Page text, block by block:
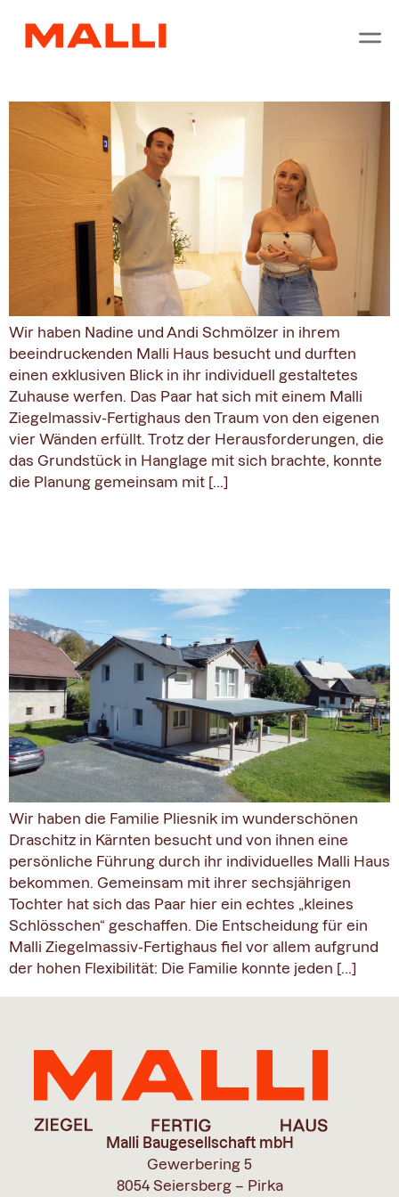
Tag:5. Mai 2026
Wir haben Nadine und Andi Schmölzer in ihrem
beeindruckenden Malli Haus besucht und durften
einen exklusiven Blick in ihr individuell gestaltetes
Zuhause werfen. Das Paar hat sich mit einem Malli
Ziegelmassiv-Fertighaus den Traum von den eigenen
vier Wänden erfüllt. Trotz der Herausforderungen, die
das Grundstück in Hanglage mit sich brachte, konnte
die Planung gemeinsam mit […]
Wir haben die Familie Pliesnik im wunderschönen
Draschitz in Kärnten besucht und von ihnen eine
persönliche Führung durch ihr individuelles Malli Haus
bekommen. Gemeinsam mit ihrer sechsjährigen
Tochter hat sich das Paar hier ein echtes „kleines
Schlösschen“ geschaffen. Die Entscheidung für ein
Malli Ziegelmassiv-Fertighaus fiel vor allem aufgrund
der hohen Flexibilität: Die Familie konnte jeden […]
Malli Baugesellschaft mbH
Gewerbering 5
8054 Seiersberg – Pirka